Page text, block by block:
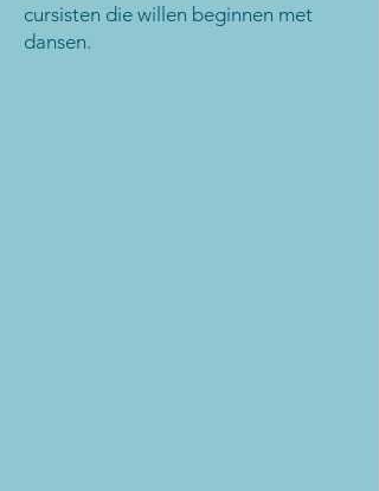
cursisten die willen beginnen met
dansen.